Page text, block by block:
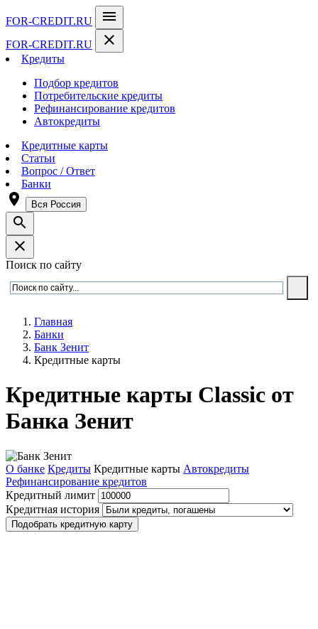
FOR-CREDIT.RU menu
FOR-CREDIT.RU close
Кредиты
Подбор кредитов
Потребительские кредиты
Рефинансирование кредитов
Автокредиты
Кредитные карты
Статьи
Вопрос / Ответ
Банки
room Вся Россия
search
close
Поиск по сайту
Главная
Банки
Банк Зенит
Кредитные карты
Кредитные карты Classic от
Банка Зенит
О банке Кредиты Кредитные карты Автокредиты
Рефинансирование кредитов
Кредитный лимит
Кредитная история
Подобрать кредитную карту